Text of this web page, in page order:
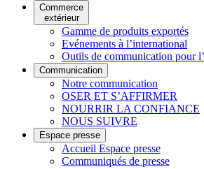
Commerce
extérieur
Gamme de produits exportés
Evénements à l’international
Outils de communication pour
Communication
Notre communication
OSER ET S’AFFIRMER
NOURRIR LA CONFIANCE
NOUS SUIVRE
Espace presse
Accueil Espace presse
Communiqués de presse